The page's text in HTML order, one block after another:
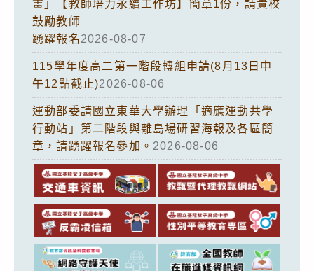
畫」【教師培力永續工作坊】簡章1份，請貴校
鼓勵教師
踴躍報名2026-08-07
115學年度高二第一階段轉組申請(8月13日中
午12點截止)2026-08-06
運動部委請國立東華大學辦理「適應運動共學
行動站」第二階段與離島場研習海報及各區簡
章，請踴躍報名參加。 2026-08-06